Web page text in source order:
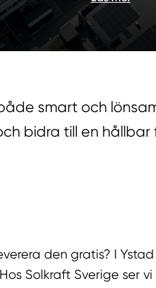
smart och
bidra till en
den gratis? I
Solkraft Sverige ser